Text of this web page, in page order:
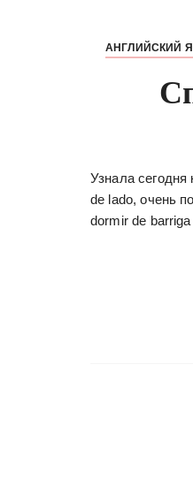
АНГЛИЙСКИЙ
Узнала сегодня
de lado, очень
dormir de